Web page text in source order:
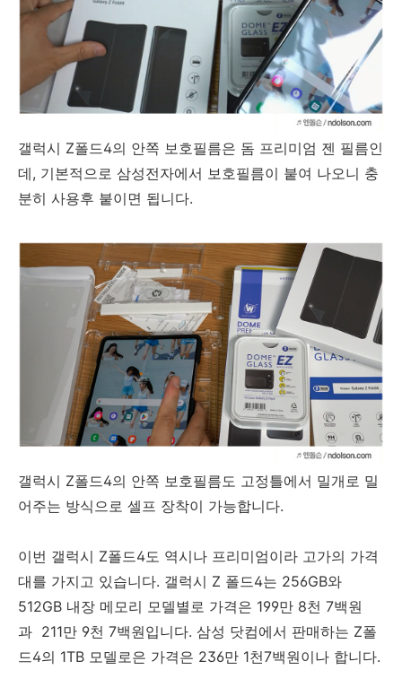
갤럭시 Z폴드4의 안쪽 보호필름은 돔 프리미엄 젠 필름인
데, 기본적으로 삼성전자에서 보호필름이 붙여 나오니 충
분히 사용후 붙이면 됩니다.
갤럭시 Z폴드4의 안쪽 보호필름도 고정틀에서 밀개로 밀
어주는 방식으로 셀프 장착이 가능합니다.
이번 갤럭시 Z폴드4도 역시나 프리미엄이라 고가의 가격
대를 가지고 있습니다. 갤럭시 Z 폴드4는 256GB와
512GB 내장 메모리 모델별로 가격은 199만 8천 7백원
과 211만 9천 7백원입니다. 삼성 닷컴에서 판매하는 Z폴
드4의 1TB 모델로은 가격은 236만 1천7백원이나 합니다.